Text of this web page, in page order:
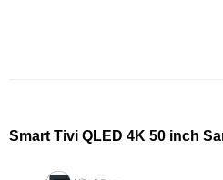
Smart Tivi QLED 4K 50 inch